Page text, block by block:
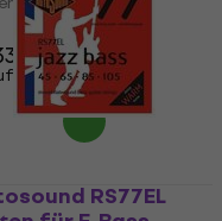
Lager
RS77EL